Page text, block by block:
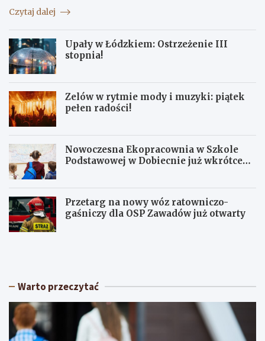
Czytaj dalej
Upały w Łódzkiem: Ostrzeżenie III
stopnia!
Zelów w rytmie mody i muzyki: piątek
pełen radości!
Nowoczesna Ekopracownia w Szkole
Podstawowej w Dobiecnie już wkrótce
Przetarg na nowy wóz ratowniczo-
gaśniczy dla OSP Zawadów już otwarty
U
w
ó
d
Z
w
m
Warto przeczytać